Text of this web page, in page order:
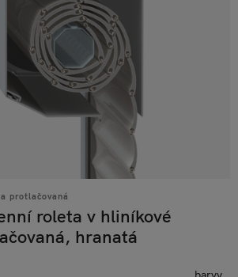
protlačovaná
roleta v hliníkové
hranatá